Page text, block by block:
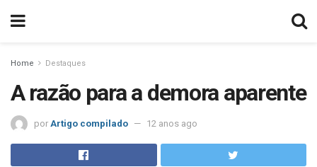
Home Destaques
A razão para a demora aparente
por Artigo compilado 12 anos ago